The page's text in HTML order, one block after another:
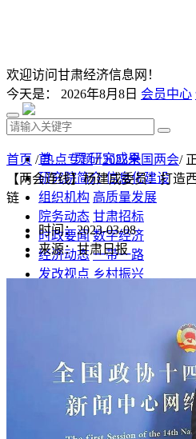
欢迎访问甘肃经济信息网！
今天是： 2026年8月8日 会员中心
首 页 研究成果
研究院简介 信息化建设
组织机构 高质量发展
院务动态 甘肃招标
时政要闻 数字经济
经济动态 一带一路
发改视点 乡村振兴
首页 /热点专题/2023全国两会/
【两会连线】杨建成委员：打造
链
时间：2023-03-08
来源：甘肃日报